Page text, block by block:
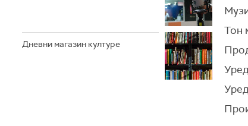
Дневни магазин културе
Тон